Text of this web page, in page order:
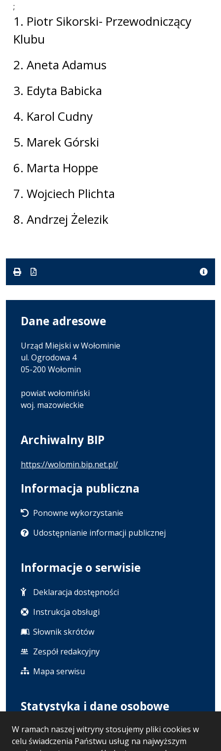
W ramach naszej witryny stosujemy pliki cookies w
celu świadczenia Państwu usług na najwyższym
;
1. Piotr Sikorski- Przewodniczący
Klubu
2. Aneta Adamus
3. Edyta Babicka
4. Karol Cudny
5. Marek Górski
6. Marta Hoppe
7. Wojciech Plichta
8. Andrzej Żelezik
Dane adresowe
Urząd Miejski w Wołominie
ul. Ogrodowa 4
05-200 Wołomin
powiat wołomiński
woj. mazowieckie
Archiwalny BIP
https://wolomin.bip.net.pl/
Informacja publiczna
Ponowne wykorzystanie
Udostępnianie informacji publicznej
Informacje o serwisie
Deklaracja dostępności
Instrukcja obsługi
Słownik skrótów
Zespół redakcyjny
Mapa serwisu
Statystyka i dane osobowe
Statystyki oglądalności